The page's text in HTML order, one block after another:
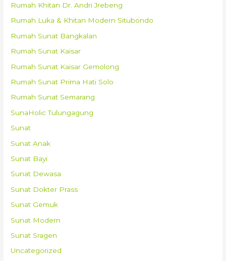
Rumah Khitan Dr. Andri Jrebeng
Rumah Luka & Khitan Modern Situbondo
Rumah Sunat Bangkalan
Rumah Sunat Kaisar
Rumah Sunat Kaisar Gemolong
Rumah Sunat Prima Hati Solo
Rumah Sunat Semarang
SunaHolic Tulungagung
Sunat
Sunat Anak
Sunat Bayi
Sunat Dewasa
Sunat Dokter Prass
Sunat Gemuk
Sunat Modern
Sunat Sragen
Uncategorized